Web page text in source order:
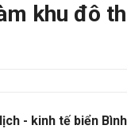
khu đô
- kinh tế biển